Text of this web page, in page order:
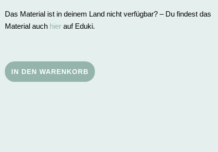
Das Material ist in deinem Land nicht verfügbar? – Du findest das
Material auch hier auf Eduki.
IN DEN WARENKORB